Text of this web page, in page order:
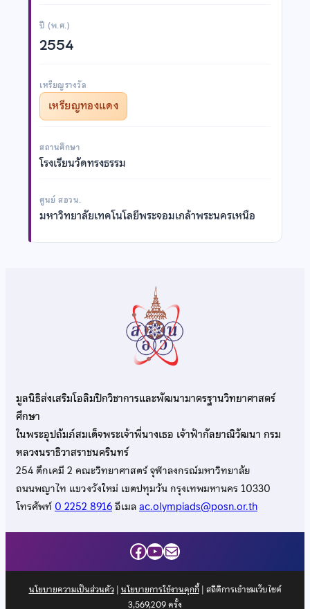
ปี (พ.ศ.)
2554
เหรียญรางวัล
เหรียญทองแดง
สถานศึกษา
โรงเรียนวัดทรงธรรม
ศูนย์ สอวน.
มหาวิทยาลัยเทคโนโลยีพระจอมเกล้าพระนครเหนือ
มูลนิธิส่งเสริมโอลิมปิกวิชาการและพัฒนามาตรฐานวิทยาศาสตร์
ศึกษา
ในพระอุปถัมภ์สมเด็จพระเจ้าพี่นางเธอ เจ้าฟ้ากัลยาณิวัฒนา กรม
หลวงนราธิวาสราชนครินทร์
254 ตึกเคมี 2 คณะวิทยาศาสตร์ จุฬาลงกรณ์มหาวิทยาลัย
ถนนพญาไท แขวงวังใหม่ เขตปทุมวัน กรุงเทพมหานคร 10330
โทรศัพท์0 2252 8916อีเมลac.olympiads@posn.or.th
Facebook
YouTube
Mail
นโยบายความเป็นส่วนตัว| นโยบายการใช้งานคุกกี้| สถิติการเข้าชมเว็บไซต์
3,569,209ครั้ง